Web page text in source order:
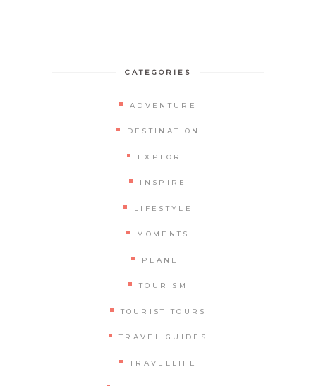
CATEGORIES
ADVENTURE
DESTINATION
EXPLORE
INSPIRE
LIFESTYLE
MOMENTS
PLANET
TOURISM
TOURIST TOURS
TRAVEL GUIDES
TRAVELLIFE